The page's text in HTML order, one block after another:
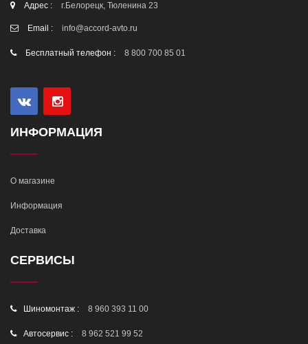
Адрес : г.Белорецк, Тюленина 23
Email : info@accord-avto.ru
Бесплатный телефон : 8 800 700 85 01
ИНФОРМАЦИЯ
О магазине
Информация
Доставка
СЕРВИСЫ
Шиномонтаж : 8 960 393 11 00
Автосервис : 8 962 521 99 52